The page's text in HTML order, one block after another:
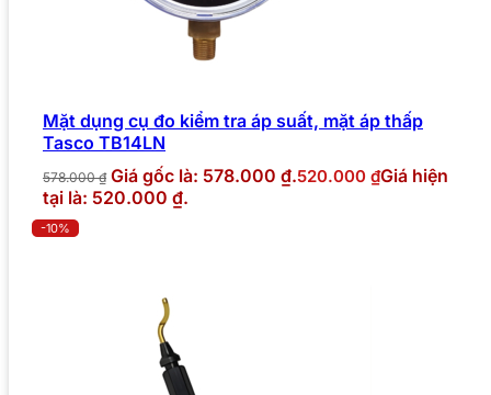
Mặt dụng cụ đo kiểm tra áp suất, mặt áp thấp
Tasco TB14LN
578.000₫ Giá gốc là: 578.000 ₫.520.000 ₫Giá hiện
tại là: 520.000 ₫.
-10%